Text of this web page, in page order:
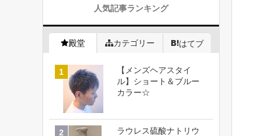
人気記事ランキング
殿堂 カテゴリー はてブ
【メンズヘアスタイ
ル】ショート＆ブルー
カラー☆
ラウレス硫酸ナトリウ